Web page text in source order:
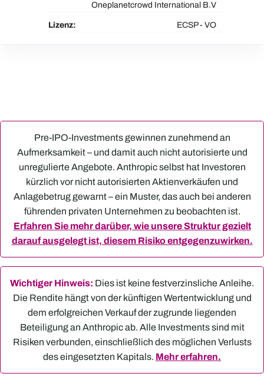
Oneplanetcrowd International B.V
Lizenz: ECSP - VO
Pre-IPO-Investments gewinnen zunehmend an
Aufmerksamkeit – und damit auch nicht autorisierte und
unregulierte Angebote. Anthropic selbst hat Investoren
kürzlich vor nicht autorisierten Aktienverkäufen und
Anlagebetrug gewarnt – ein Muster, das auch bei anderen
führenden privaten Unternehmen zu beobachten ist.
Erfahren Sie mehr darüber, wie unsere Struktur gezielt
darauf ausgelegt ist, diesem Risiko entgegenzuwirken.
Wichtiger Hinweis: Dies ist keine festverzinsliche Anleihe.
Die Rendite hängt von der künftigen Wertentwicklung und
dem erfolgreichen Verkauf der zugrunde liegenden
Beteiligung an Anthropic ab. Alle Investments sind mit
Risiken verbunden, einschließlich des möglichen Verlusts
des eingesetzten Kapitals. Mehr erfahren.